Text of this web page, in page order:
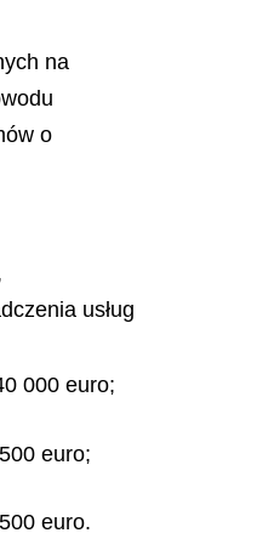
na
ów o
usług
000 euro;
euro;
euro.